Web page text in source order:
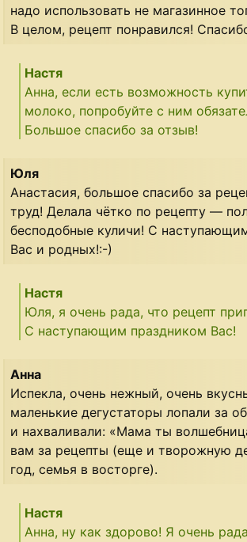
надо использовать не магазинное
В целом, рецепт понравился!
Настя
Анна, если есть возможность
молоко, попробуйте с ним
Большое спасибо за отзыв!
Юля
Анастасия, большое спасибо за
труд! Делала чётко по рецепту —
бесподобные куличи! С
Вас и родных!:-)
Настя
Юля, я очень рада, что рецепт
С наступающим праздником Вас!
Анна
Испекла, очень нежный, очень
маленькие дегустаторы лопали за
и нахваливали: «Мама ты
вам за рецепты (еще и творожную
год, семья в восторге).
Настя
Анна, ну как здорово! Я очень